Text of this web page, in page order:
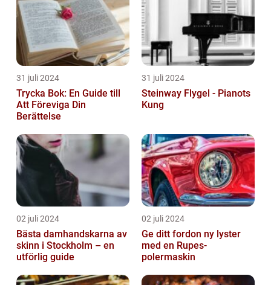
31 juli 2024
Trycka Bok: En Guide till
Att Föreviga Din
Berättelse
31 juli 2024
Steinway Flygel - Pianots
Kung
02 juli 2024
Bästa damhandskarna av
skinn i Stockholm – en
utförlig guide
02 juli 2024
Ge ditt fordon ny lyster
med en Rupes-
polermaskin